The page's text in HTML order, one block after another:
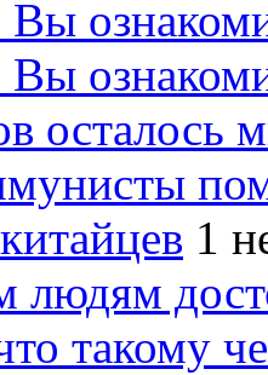
осталось
1
людям
такому